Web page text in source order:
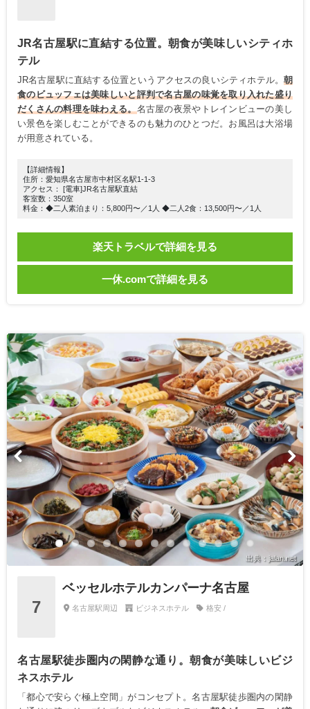
JR名古屋駅に直結する位置。朝食が美味しいシティホ
テル
JR名古屋駅に直結する位置というアクセスの良いシティホテル。朝
食のビュッフェは美味しいと評判で名古屋の味覚を取り入れた盛り
だくさんの料理を味わえる。 名古屋の夜景やトレインビューの美し
い景色を楽しむことができるのも魅力のひとつだ。お風呂は大浴場
が用意されている。
【詳細情報】
住所：愛知県名古屋市中村区名駅1-1-3
アクセス： [電車]JR名古屋駅直結
客室数：350室
料金：◆二人素泊まり：5,800円〜／1人 ◆二人2食：13,500円〜／1人
楽天トラベルで詳細を見る
一休.comで詳細を見る
出典：jalan.net
7
ベッセルホテルカンパーナ名古屋
名古屋駅周辺 ビジネスホテル 格安 /
名古屋駅徒歩圏内の閑静な通り。朝食が美味しいビジ
ネスホテル
「都心で安らぐ極上空間」がコンセプト。名古屋駅徒歩圏内の閑静